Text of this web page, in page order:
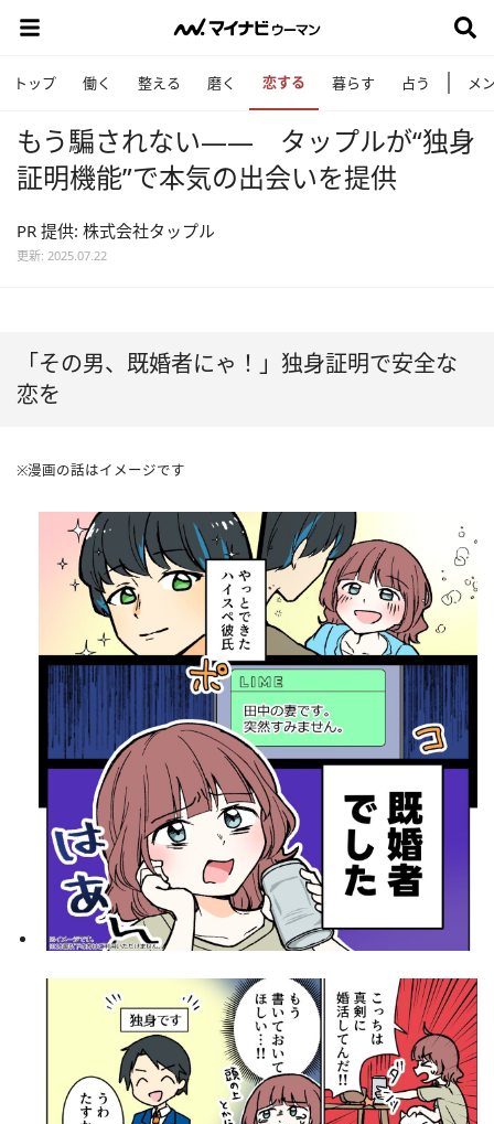
トップ 働く 整える 磨く 恋する 暮らす 占う メ
もう騙されない―― タップルが“独身
証明機能”で本気の出会いを提供
PR 提供: 株式会社タップル
更新: 2025.07.22
「その男、既婚者にゃ！」独身証明で安全な
恋を
※漫画の話はイメージです